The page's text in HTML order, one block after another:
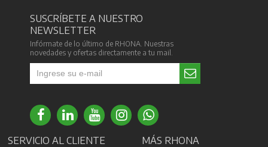
SUSCRÍBETE A NUESTRO
NEWSLETTER
Infórmate de lo último de RHONA. Nuestras
novedades y ofertas directamente a tu mail.
SERVICIO AL CLIENTE MÁS RHONA